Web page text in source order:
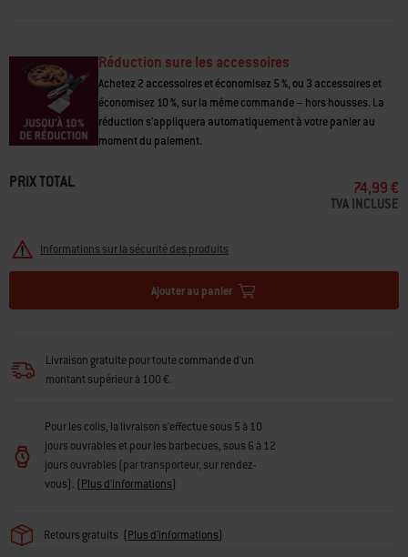
Réduction sure les accessoires
Achetez 2 accessoires et économisez 5 %, ou 3 accessoires et
économisez 10 %, sur la même commande – hors housses. La
réduction s'appliquera automatiquement à votre panier au
moment du paiement.
PRIX TOTAL 74,99 €
TVA INCLUSE
Informations sur la sécurité des produits
Ajouter au panier
Livraison gratuite pour toute commande d'un
montant supérieur à 100 €.
Pour les colis, la livraison s'effectue sous 5 à 10
jours ouvrables et pour les barbecues, sous 6 à 12
jours ouvrables (par transporteur, sur rendez-
vous). (Plus d'informations)
Retours gratuits (Plus d'informations)